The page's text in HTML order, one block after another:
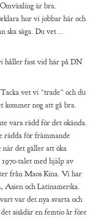
är bra.
hur vi jobbar här och
ska säga. Du vet …
håller fast vid här på DN
vet vi ”trade” och du
kommer nog att gå bra.
vara rädd för det okända.
rädda för främmande
det gäller att öka
talet med hjälp av
från Maos Kina. Vi har
Asien och Latinamerika.
var det nya svarta och
sisådär en femtio år före